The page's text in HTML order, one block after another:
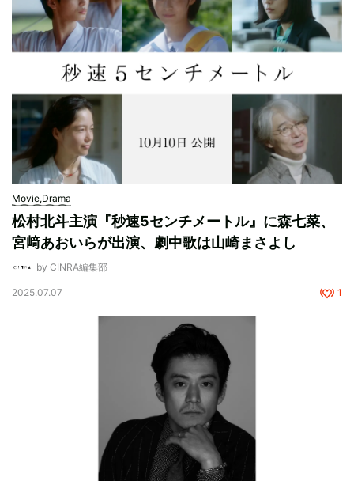
Movie,Drama
松村北斗主演『秒速5センチメートル』に森七菜、
宮﨑あおいらが出演、劇中歌は山崎まさよし
by CINRA編集部
2025.07.07 1